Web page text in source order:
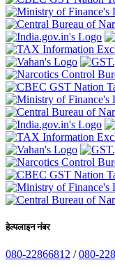
हेल्पलाइन नंबर
080-22866812 /080-